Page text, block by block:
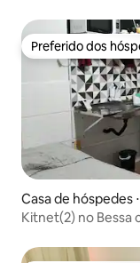
Preferido dos
Preferido dos
Casa de hóspedes
Kitnet(2) no Bessa